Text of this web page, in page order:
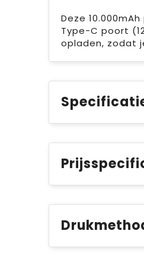
Deze
Type-C poort
opladen, zodat